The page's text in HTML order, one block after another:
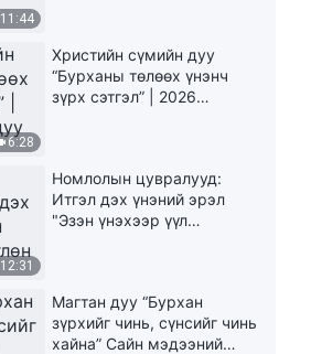
(Онцлох хэсэг)
Чуулганы кино | Бурхан
хэрхэн гүйцэтгэдэг вэ?
(Онцлох хэсэг)
Чуулганы кино | Бие
махбодтой болсноор
дамжуулан Бурхан Өөрийн
ажлыг хийх шаардлага
(Онцлох хэсэг)
11:44
6:28
Христийн сүмийн дуу
“Бурханы төлөөх үнэнч
зүрх сэтгэл” | 2026
12:31
Номлолын цувралууд:
Итгэл дэх үнэний эрэл
"Эзэн үнэхээр үүл
Магтан дуу “Бурхан
зүрхийг чинь, сүнсийг чинь
хайна” Сайн мэдээний